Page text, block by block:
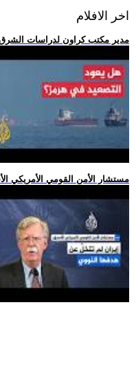
اخر الافلام
.. مدير مكتب كراون لدراسات
.. مستشار الأمن القومي الأمريكي